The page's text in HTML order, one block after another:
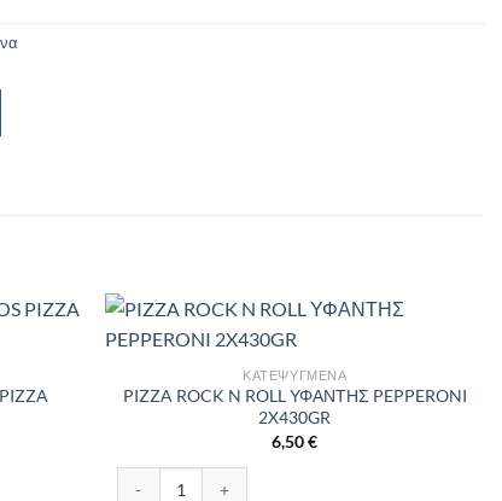
ΚΑΤΕΨΥΓΜΈΝΑ
PIZZA ROCK N ROLL ΥΦΑΝΤΗΣ PEPPERONI
2X430GR
6,50€